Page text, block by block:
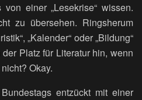
einer „Lesekrise“ wissen.
zu übersehen. Ringsherum
„Kalender“ oder „Bildung“
Platz für Literatur hin, wenn
Okay.
entzückt mit einer